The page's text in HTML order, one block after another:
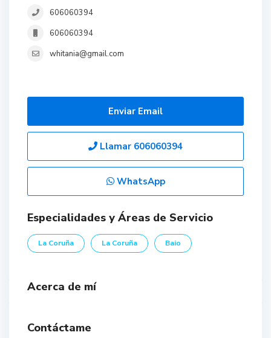
606060394
606060394
whitania@gmail.com
Enviar Email
Llamar 606060394
WhatsApp
Especialidades y Áreas de Servicio
La Coruña La Coruña Baio
Acerca de mí
Contáctame